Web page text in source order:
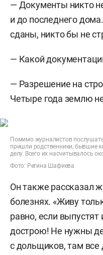
— Документы никто
и до последнего
сданы, никто бы не
— Какой
— Разрешение на
Четыре года землю
Помимо журналистов
пришли родственники, бывшие
делу. Всего их насчитывалось
Фото: Регина Шафиева
Он также рассказал
болезнях. «Живу
равно, если
дострою! Не нужны
с дольщиков, там все